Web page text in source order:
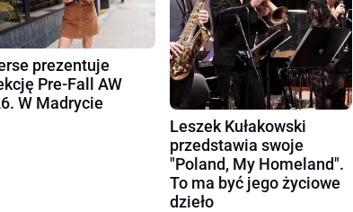
prezentuje
Pre-Fall AW
W Madrycie
Leszek Kułakowski
przedstawia swoje
"Poland, My Homeland".
To ma być jego życiowe
dzieło